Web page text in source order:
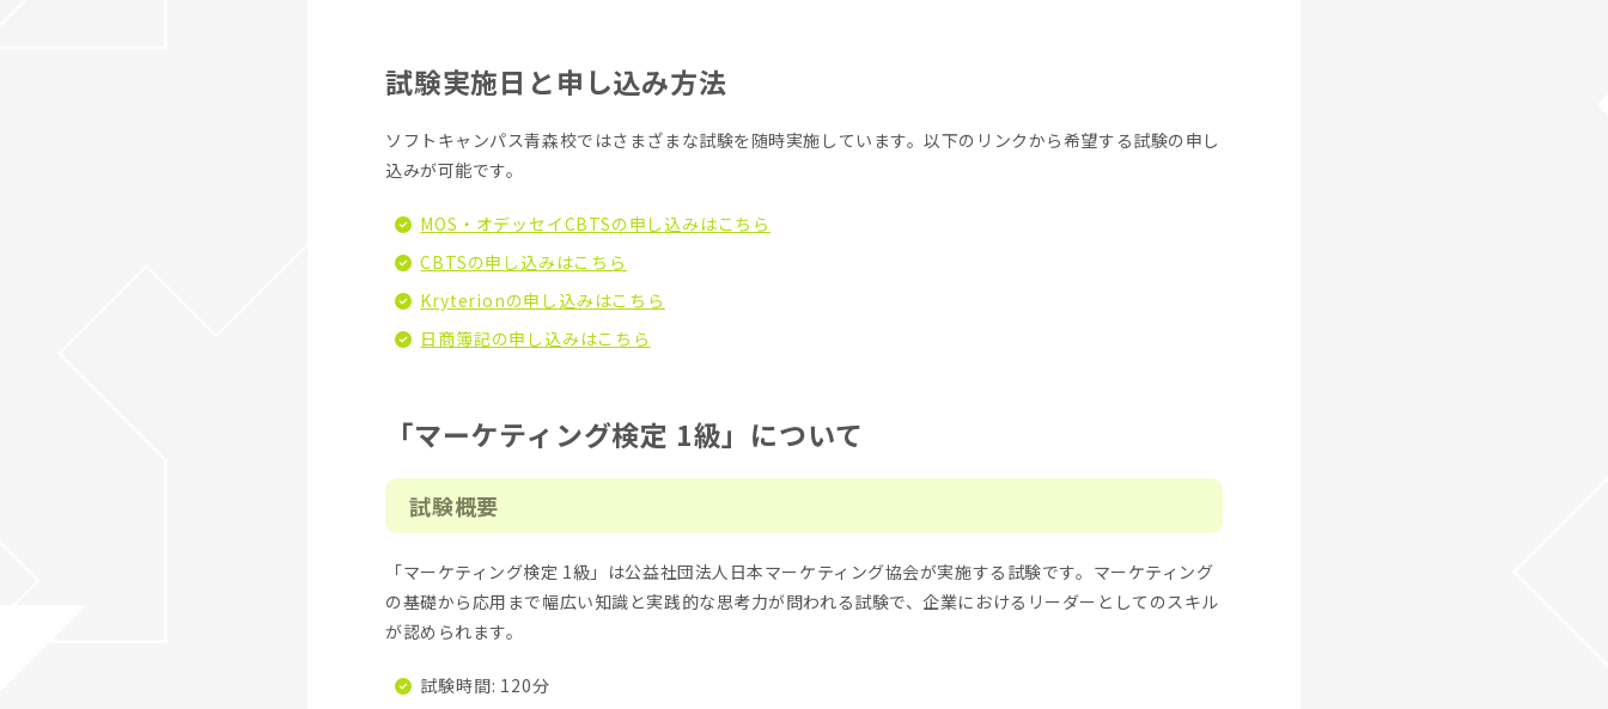
試験実施日と申し込み方法
ソフトキャンパス青森校ではさまざまな試験を随時実施しています。以下のリンクから希望する試験の申し
込みが可能です。
MOS・オデッセイCBTSの申し込みはこちら
CBTSの申し込みはこちら
Kryterionの申し込みはこちら
日商簿記の申し込みはこちら
「マーケティング検定 1級」について
試験概要
「マーケティング検定 1級」は公益社団法人日本マーケティング協会が実施する試験です。マーケティング
の基礎から応用まで幅広い知識と実践的な思考力が問われる試験で、企業におけるリーダーとしてのスキル
が認められます。
試験時間: 120分